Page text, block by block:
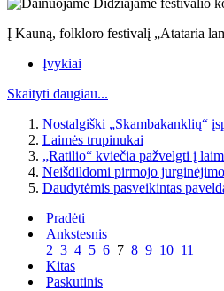
Į Kauną, folkloro festivalį „Atataria
Įvykiai
Skaityti daugiau...
Nostalgiški „Skambakanklių“
Laimės trupinukai
„Ratilio“ kviečia pažvelgti į
Neišdildomi pirmojo
Daudytėmis pasveikintas
Pradėti
Ankstesnis
2 3 4 5 6 7 8 9 10 11
Kitas
Paskutinis